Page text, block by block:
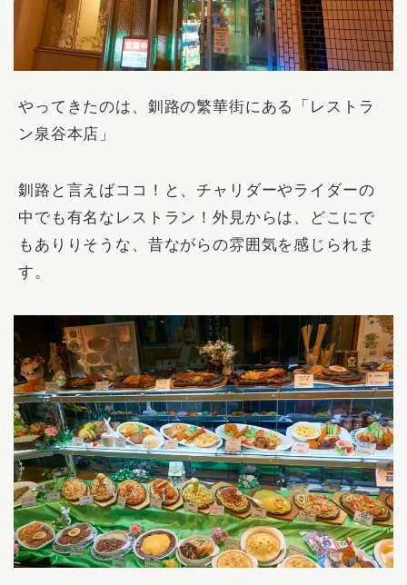
やってきたのは、釧路の繁華街にある「 レストラ
ン泉谷本店 」
釧路と言えばココ！と、チャリダーやライダーの
中でも有名なレストラン！外見からは、どこにで
もありりそうな、昔ながらの雰囲気を感じられま
す。